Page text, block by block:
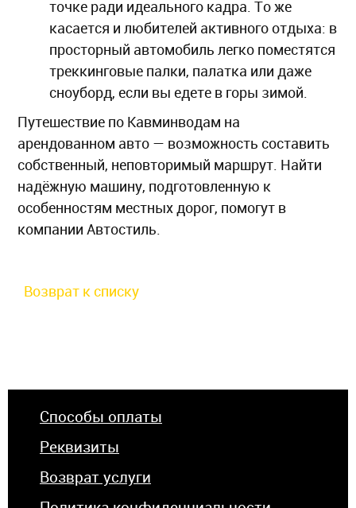
точке ради идеального кадра. То же
касается и любителей активного отдыха: в
просторный автомобиль легко поместятся
треккинговые палки, палатка или даже
сноуборд, если вы едете в горы зимой.
Путешествие по Кавминводам на
арендованном авто — возможность составить
собственный, неповторимый маршрут. Найти
надёжную машину, подготовленную к
особенностям местных дорог, помогут в
компании Автостиль.
Возврат к списку
Способы оплаты
Реквизиты
Возврат услуги